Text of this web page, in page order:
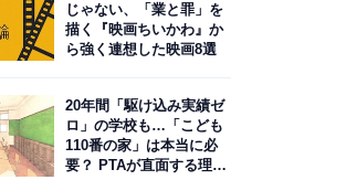
じゃない、「業と罪」を
描く『映画ちいかわ』か
ら強く連想した映画8選
20年間「駆け込み実績ゼ
ロ」の学校も…「こども
110番の家」は本当に必
要？ PTAが直面する理想